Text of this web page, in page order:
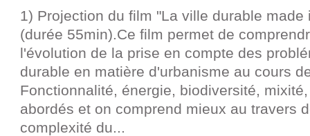
1) Projection du film "La ville durable
(durée 55min).Ce film permet de
l'évolution de la prise en compte des
durable en matière d'urbanisme au cours
Fonctionnalité, énergie, biodiversité,
abordés et on comprend mieux au travers
complexité du...